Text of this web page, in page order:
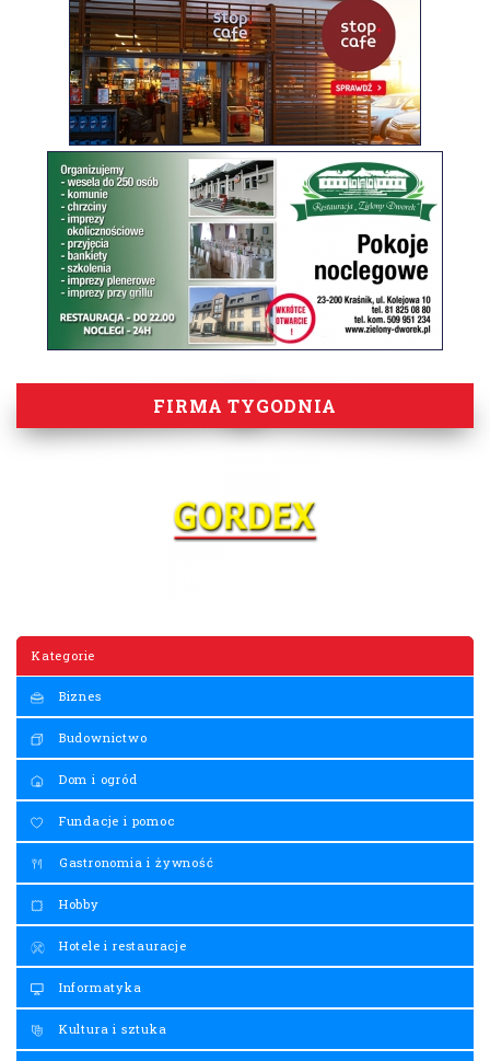
FIRMA TYGODNIA
Kategorie
Biznes
Budownictwo
Dom i ogród
Fundacje i pomoc
Gastronomia i żywność
Hobby
Hotele i restauracje
Informatyka
Kultura i sztuka